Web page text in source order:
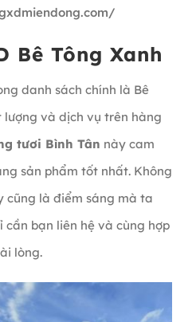
Bê Tông Xanh
danh sách chính là Bê
lượng và dịch vụ trên hàng
tươi Bình Tân này cam
sản phẩm tốt nhất. Không
cũng là điểm sáng mà ta
cần bạn liên hệ và cùng hợp
lòng.